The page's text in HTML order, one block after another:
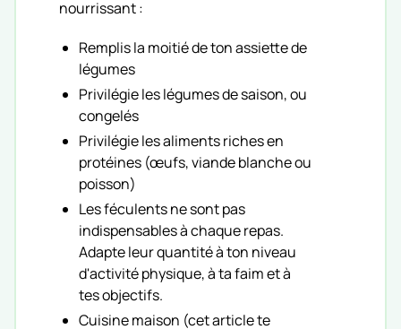
nourrissant :
Remplis la moitié de ton assiette de
légumes
Privilégie les légumes de saison, ou
congelés
Privilégie les aliments riches en
protéines (œufs, viande blanche ou
poisson)
Les féculents ne sont pas
indispensables à chaque repas.
Adapte leur quantité à ton niveau
d'activité physique, à ta faim et à
tes objectifs.
Cuisine maison (cet article te